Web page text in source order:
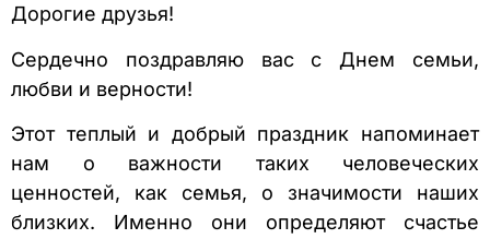
Дорогие друзья!
Сердечно поздравляю вас с Днем семьи,
любви и верности!
Этот теплый и добрый праздник напоминает
нам о важности таких человеческих
ценностей, как семья, о значимости наших
близких. Именно они определяют счастье